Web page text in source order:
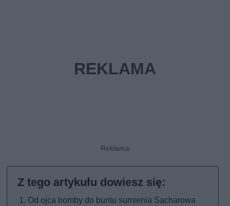
Od ojca bomby do buntu sumienia Sacharowa